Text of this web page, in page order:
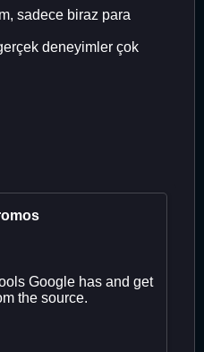
sadece biraz para
deneyimler çok
Google has and get
the source.